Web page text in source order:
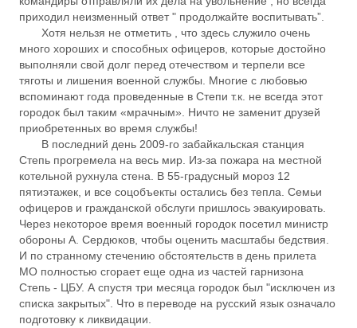
приходил неизменный ответ " продолжайте воспитывать”.
Хотя нельзя не отметить , что здесь служило очень
много хороших и способных офицеров, которые достойно
выполняли свой долг перед отечеством и терпели все
тяготы и лишения военной службы. Многие с любовью
вспоминают года проведенные в Степи т.к. не всегда этот
городок был таким «мрачным». Ничто не заменит друзей
приобретенных во время службы!
В последний день 2009-го забайкальская станция
Степь прогремела на весь мир. Из-за пожара на местной
котельной рухнула стена. В 55-градусный мороз 12
пятиэтажек, и все соцобъекты остались без тепла. Семьи
офицеров и гражданской обслуги пришлось эвакуировать.
Через некоторое время военный городок посетил министр
обороны А. Сердюков, чтобы оценить масштабы бедствия.
И по странному стечению обстоятельств в день прилета
МО полностью сгорает еще одна из частей гарнизона
Степь - ЦБУ. А спустя три месяца городок был "исключен из
списка закрытых". Что в переводе на русский язык означало
подготовку к ликвидации.